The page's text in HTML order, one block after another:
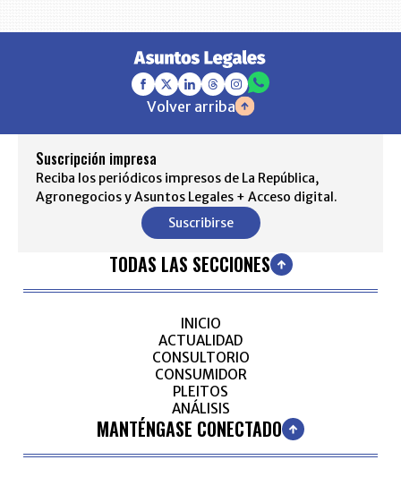
Volver arriba
Suscripción impresa
Reciba los periódicos impresos de La República,
Agronegocios y Asuntos Legales + Acceso digital.
Suscribirse
TODAS LAS SECCIONES
INICIO
ACTUALIDAD
CONSULTORIO
CONSUMIDOR
PLEITOS
ANÁLISIS
MANTÉNGASE CONECTADO